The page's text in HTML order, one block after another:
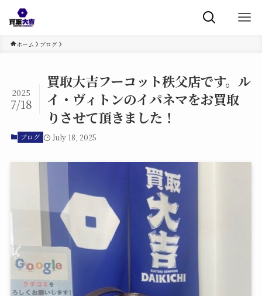
ホーム ブログ
買取大吉フーコット秩父店です。ル
イ・ヴィトンのイパネマをお買取
りさせて頂きました！
2025
7/18
ブログ July 18, 2025